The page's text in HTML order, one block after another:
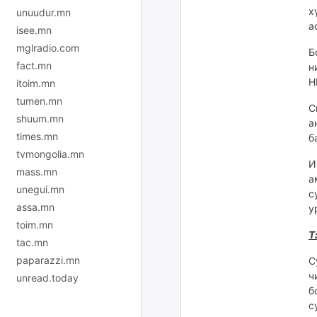
unuudur.mn
isee.mn
mglradio.com
fact.mn
itoim.mn
tumen.mn
shuum.mn
times.mn
tvmongolia.mn
mass.mn
unegui.mn
assa.mn
toim.mn
tac.mn
paparazzi.mn
unread.today